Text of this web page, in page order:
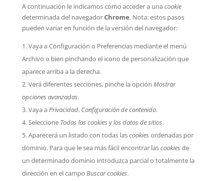
A continuación le indicamos cómo acceder a unacookie
determinada del navegadorChrome. Nota: estos pasos
pueden variar en función de la versión del navegador:
Vaya a Configuración o Preferencias mediante el menú
Archivo o bien pinchando el icono de personalización que
aparece arriba a la derecha.
Verá diferentes secciones, pinche la opción Mostrar
opciones avanzadas.
Vaya aPrivacidad, Configuración de contenido.
Seleccione Todas las cookies y los datos de sitios.
Aparecerá un listado con todas lascookies ordenadas por
dominio. Para que le sea más fácil encontrar lascookies de
un determinado dominio introduzca parcial o totalmente la
dirección en el campo Buscar cookies.